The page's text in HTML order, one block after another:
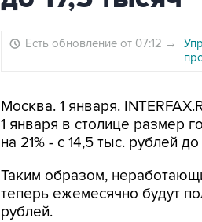
Есть обновление от 07:12 →
Москва. 1 января.
1 января в столице размер
на 21% - с 14,5 тыс. рублей
Таким образом,
теперь ежемесячно будут
рублей.